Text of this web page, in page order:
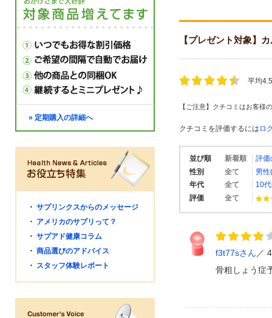
【プレゼント対象】
平均
【ご注意】クチコミはお客様
クチコミを評価するには ロ
並び順 新着順
評価
性別
全て
男
年代
全て
10
評価
全て
f3t77sさん
骨粗しょう症
» 定期購入の詳細へ
・ サプリンクスからのメッセージ
・ アメリカのサプリって？
・ サプアド健康コラム
・ 商品選びのアドバイス
・ スタッフ体験レポート